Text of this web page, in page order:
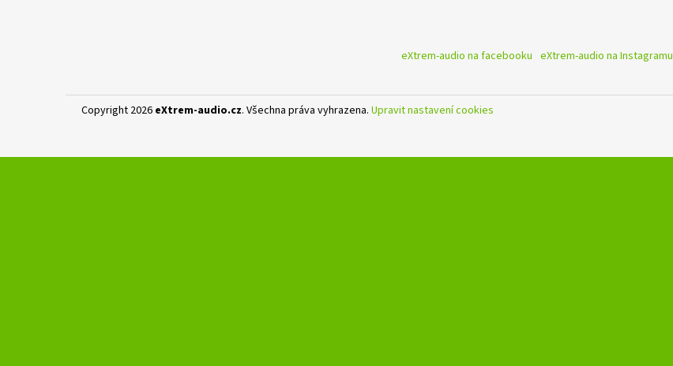
eXtrem-audio na facebooku eXtrem-audio na Instagramu
Copyright 2026 eXtrem-audio.cz. Všechna práva vyhrazena. Upravit nastavení cookies